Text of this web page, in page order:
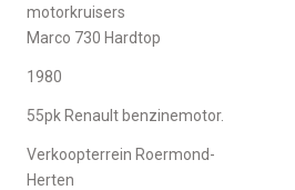
motorkruisers
Marco 730 Hardtop
1980
55pk Renault benzinemotor.
Verkoopterrein Roermond-
Herten